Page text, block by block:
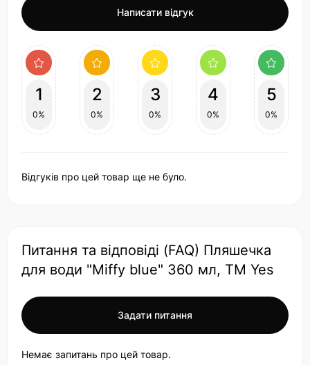
Написати відгук
1
0%
2
0%
3
0%
4
0%
5
0%
Відгуків про цей товар ще не було.
Питання та відповіді (FAQ) Пляшечка
для води "Miffy blue" 360 мл, ТМ Yes
Задати питання
Немає запитань про цей товар.